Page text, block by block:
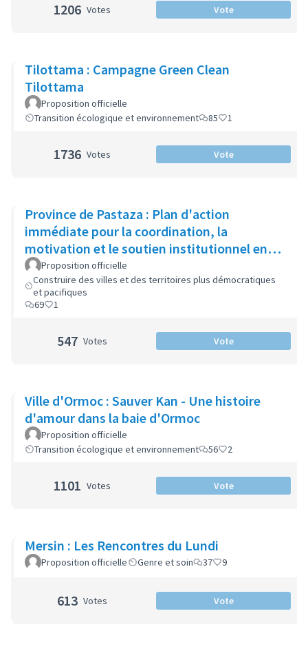
1206 Votes Vote
Tilottama : Campagne Green Clean
Tilottama
Proposition officielle
Transition écologique et environnement
85 1
1736 Votes Vote
Province de Pastaza : Plan d'action
immédiate pour la coordination, la
motivation et le soutien institutionnel en
vue de renforcer la sécurité
Proposition officielle
Construire des villes et des territoires plus démocratiques
et pacifiques
69
1
547 Votes Vote
Ville d'Ormoc : Sauver Kan - Une histoire
d'amour dans la baie d'Ormoc
Proposition officielle
Transition écologique et environnement
56 2
1101 Votes Vote
Mersin : Les Rencontres du Lundi
Proposition officielle Genre et soin 37 9
613 Votes Vote